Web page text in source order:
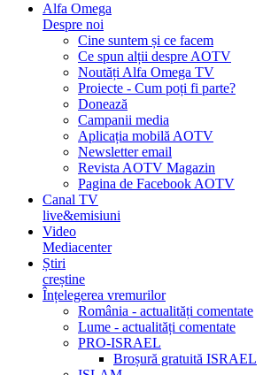
Alfa Omega
Despre noi
Cine suntem și ce facem
Ce spun alții despre AOTV
Noutăți Alfa Omega TV
Proiecte - Cum poți fi parte?
Donează
Campanii media
Aplicația mobilă AOTV
Newsletter email
Revista AOTV Magazin
Pagina de Facebook AOTV
Canal TV
live&emisiuni
Video
Mediacenter
Știri
creștine
Înțelegerea vremurilor
România - actualități comentate
Lume - actualități comentate
PRO-ISRAEL
Broșură gratuită ISRAEL